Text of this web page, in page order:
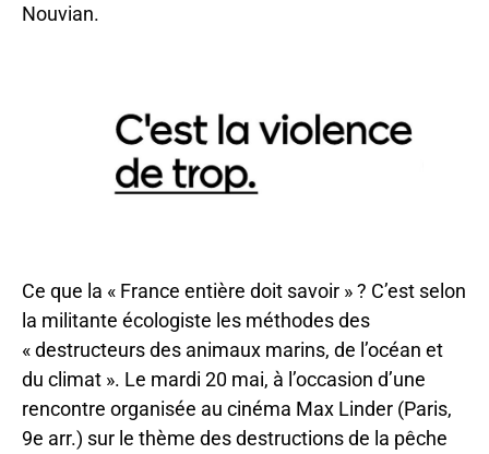
Nouvian.
Ce que la « France entière doit savoir » ? C’est selon
la militante écologiste les méthodes des
« destructeurs des animaux marins, de l’océan et
du climat ». Le mardi 20 mai, à l’occasion d’une
rencontre organisée au cinéma Max Linder (Paris,
9e arr.) sur le thème des destructions de la pêche